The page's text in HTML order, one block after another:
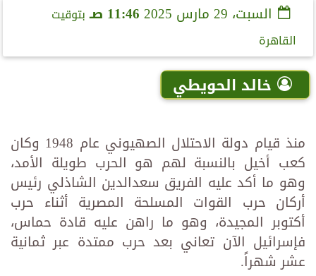
السبت، 29 مارس 2025 11:46 صـ
بتوقيت
القاهرة
خالد الحويطي
منذ قيام دولة الاحتلال الصهيوني عام 1948 وكان
كعب أخيل بالنسبة لهم هو الحرب طويلة الأمد،
وهو ما أكد عليه الفريق سعدالدين الشاذلي رئيس
أركان حرب القوات المسلحة المصرية أثناء حرب
أكتوبر المجيدة، وهو ما راهن عليه قادة حماس،
فإسرائيل الآن تعاني بعد حرب ممتدة عبر ثمانية
عشر شهراً.